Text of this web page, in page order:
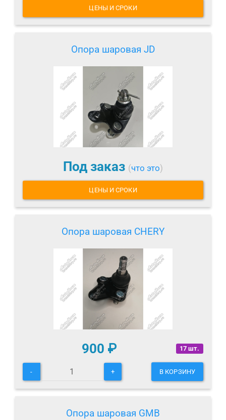
ЦЕНЫ И СРОКИ
Опора шаровая JD
Под заказ (что это)
ЦЕНЫ И СРОКИ
Опора шаровая CHERY
17 шт.
900 ₽
- + В КОРЗИНУ
Опора шаровая GMB